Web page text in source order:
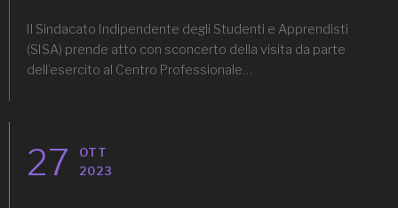
Il Sindacato Indipendente degli Studenti e Apprendisti
(SISA) prende atto con sconcerto della visita da parte
dell’esercito al Centro Professionale…
27
OTT
2023